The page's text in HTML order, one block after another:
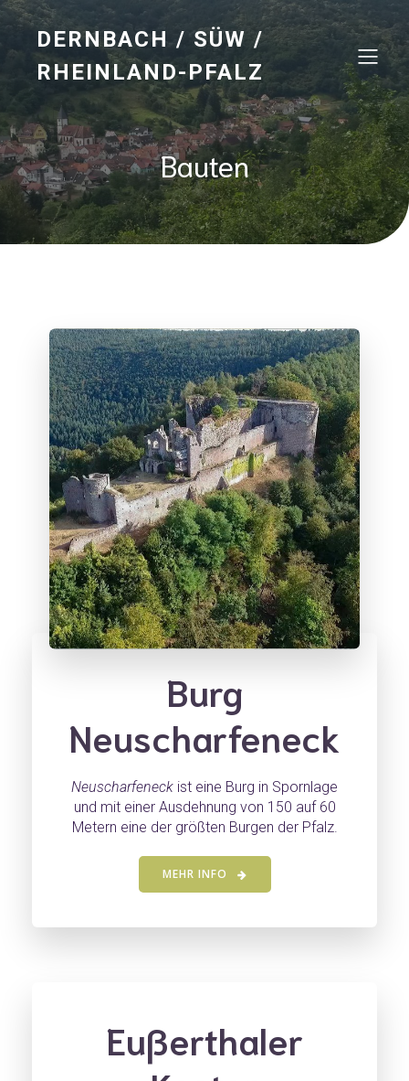
DERNBACH / SÜW /
RHEINLAND-PFALZ
Bauten
Burg
Neuscharfeneck
Neuscharfeneck ist eine Burg in Spornlage
und mit einer Ausdehnung von 150 auf 60
Metern eine der größten Burgen der Pfalz.
MEHR INFO
Eußerthaler